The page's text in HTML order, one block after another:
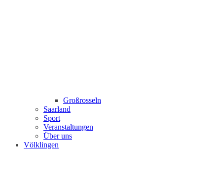
Großrosseln
Saarland
Sport
Veranstaltungen
Über uns
Völklingen